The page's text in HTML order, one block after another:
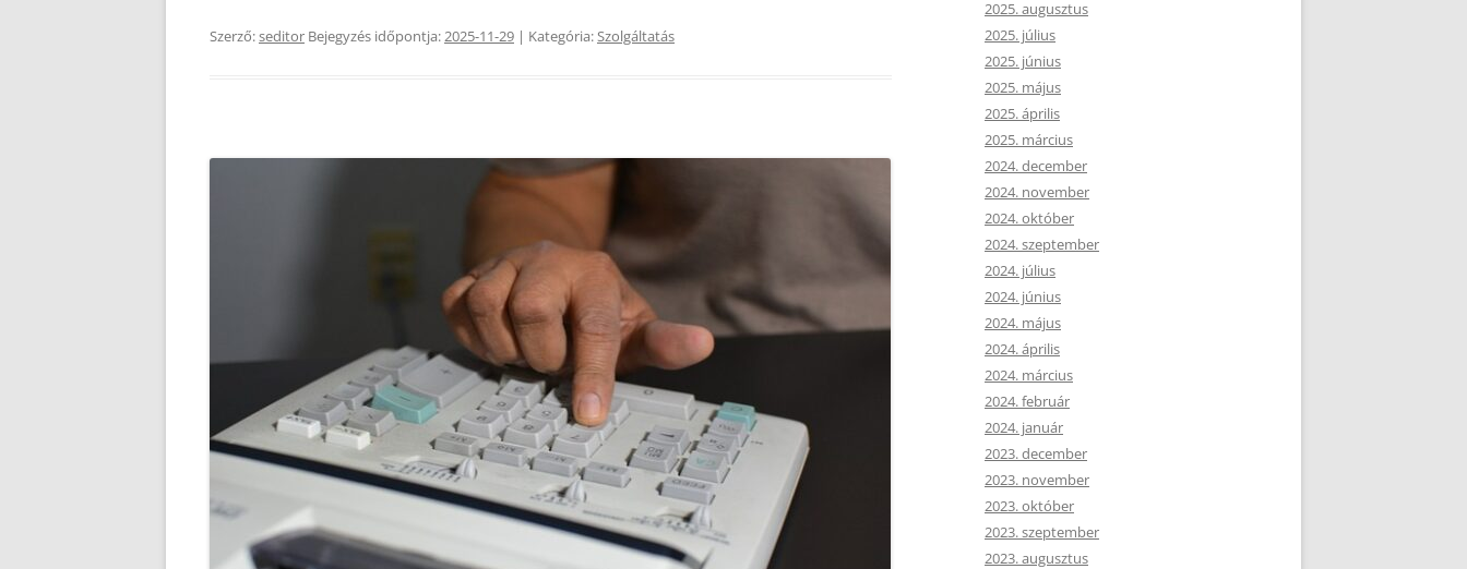
Szerző:seditor Bejegyzés időpontja:2025-11-29 | Kategória:Szolgáltatás
2025. augusztus
2025. július
2025. június
2025. május
2025. április
2025. március
2024. december
2024. november
2024. október
2024. szeptember
2024. július
2024. június
2024. május
2024. április
2024. március
2024. február
2024. január
2023. december
2023. november
2023. október
2023. szeptember
2023. augusztus